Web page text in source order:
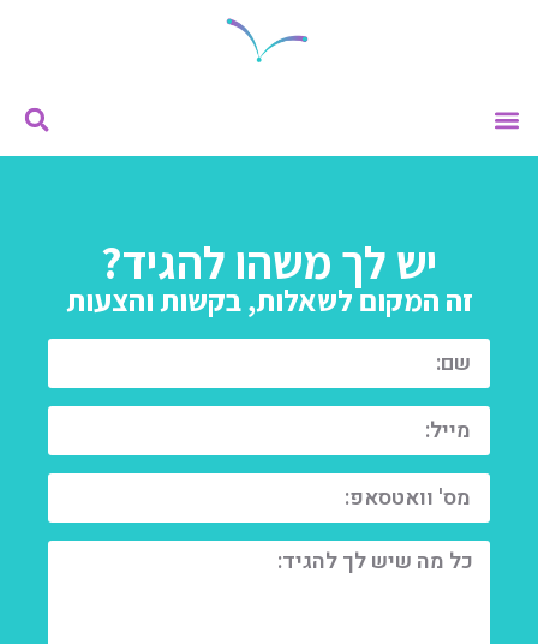
יש לך משהו להגיד?
זה המקום לשאלות, בקשות והצעות